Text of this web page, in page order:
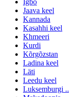
Jaava keel
Kannada
Kasahhi keel
Khmeeri
Kurdi
Kõrgõzstan
Ladina keel
Läti
Leedu keel
Luksemburgi ..